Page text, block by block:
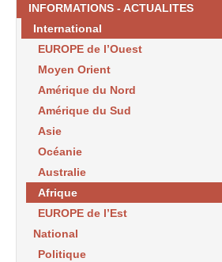
INFORMATIONS - ACTUALITES
International
EUROPE de l’Ouest
Moyen Orient
Amérique du Nord
Amérique du Sud
Asie
Océanie
Australie
Afrique
EUROPE de l’Est
National
Politique